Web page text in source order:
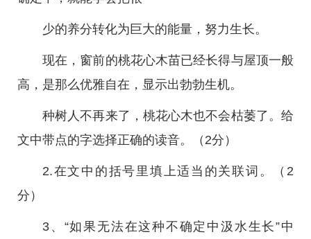
少的养分转化为巨大的能量，努力生长。
现在，窗前的桃花心木苗已经长得与屋顶一般
高，是那么优雅自在，显示出勃勃生机。
种树人不再来了，桃花心木也不会枯萎了。给
文中带点的字选择正确的读音。（2分）
2.在文中的括号里填上适当的关联词。（2
分）
3、“如果无法在这种不确定中汲水生长”中